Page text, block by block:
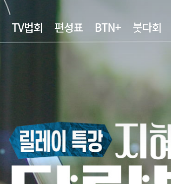
TV법회 편성표 BTN+ 붓다회